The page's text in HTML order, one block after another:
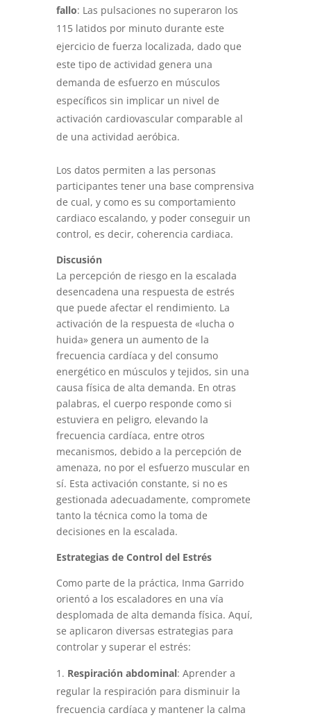
fallo: Las pulsaciones no superaron los
115 latidos por minuto durante este
ejercicio de fuerza localizada, dado que
este tipo de actividad genera una
demanda de esfuerzo en músculos
específicos sin implicar un nivel de
activación cardiovascular comparable al
de una actividad aeróbica.
Los datos permiten a las personas
participantes tener una base comprensiva
de cual, y como es su comportamiento
cardiaco escalando, y poder conseguir un
control, es decir, coherencia cardiaca.
Discusión
La percepción de riesgo en la escalada
desencadena una respuesta de estrés
que puede afectar el rendimiento. La
activación de la respuesta de «lucha o
huida» genera un aumento de la
frecuencia cardíaca y del consumo
energético en músculos y tejidos, sin una
causa física de alta demanda. En otras
palabras, el cuerpo responde como si
estuviera en peligro, elevando la
frecuencia cardíaca, entre otros
mecanismos, debido a la percepción de
amenaza, no por el esfuerzo muscular en
sí. Esta activación constante, si no es
gestionada adecuadamente, compromete
tanto la técnica como la toma de
decisiones en la escalada.
Estrategias de Control del Estrés
Como parte de la práctica, Inma Garrido
orientó a los escaladores en una vía
desplomada de alta demanda física. Aquí,
se aplicaron diversas estrategias para
controlar y superar el estrés:
Respiración abdominal: Aprender a
regular la respiración para disminuir la
frecuencia cardíaca y mantener la calma